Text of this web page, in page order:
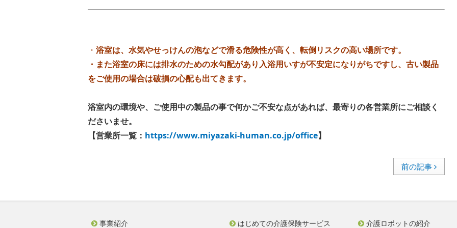
・ 浴室は、水気やせっけんの泡などで滑る危険性が高く、転倒リスクの高い場所です。
・また浴室の床には排水のための水勾配があり入浴用いすが不安定になりがちですし、古い製品
をご使用の場合は破損の心配も出てきます。
浴室内の環境や、ご使用中の製品の事で何かご不安な点があれば、最寄りの各営業所にご相談く
ださいませ。
【営業所一覧： https://www.miyazaki-human.co.jp/office】
前の記事
事業紹介 はじめての介護保険サービス 介護ロボットの紹介